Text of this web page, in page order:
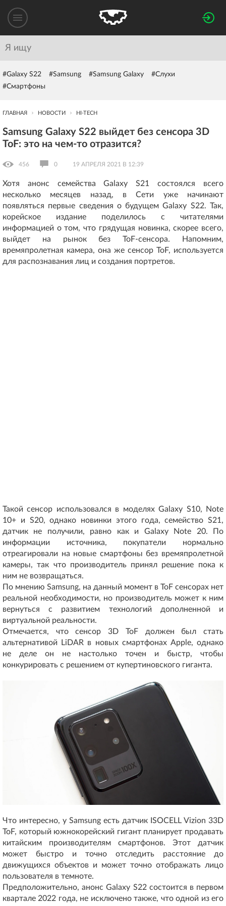
#Galaxy S22 #Samsung #Samsung Galaxy
#Слухи
#Смартфоны
ГЛАВНАЯ НОВОСТИ HI-TECH
Samsung Galaxy S22 выйдет без сенсора 3D
ToF: это на чем-то отразится?
456 0 19 АПРЕЛЯ 2021 В 12:39
Хотя анонс семейства Galaxy S21 состоялся всего
несколько месяцев назад, в Сети уже начинают
появляться первые сведения о будущем Galaxy S22. Так,
корейское издание поделилось с читателями
информацией о том, что грядущая новинка, скорее всего,
выйдет на рынок без ToF-сенсора. Напомним,
времяпролетная камера, она же сенсор ToF, используется
для распознавания лиц и создания портретов.
Такой сенсор использовался в моделях Galaxy S10, Note
10+ и S20, однако новинки этого года, семейство S21,
датчик не получили, равно как и Galaxy Note 20. По
информации источника, покупатели нормально
отреагировали на новые смартфоны без времяпролетной
камеры, так что производитель принял решение пока к
ним не возвращаться.
По мнению Samsung, на данный момент в ToF сенсорах нет
реальной необходимости, но производитель может к ним
вернуться с развитием технологий дополненной и
виртуальной реальности.
Отмечается, что сенсор 3D ToF должен был стать
альтернативой LiDAR в новых смартфонах Apple, однако
не деле он не настолько точен и быстр, чтобы
конкурировать с решением от купертиновского гиганта.
Что интересно, у Samsung есть датчик ISOCELL Vizion 33D
ToF, который южнокорейский гигант планирует продавать
китайским производителям смартфонов. Этот датчик
может быстро и точно отследить расстояние до
движущихся объектов и может точно отображать лицо
пользователя в темноте.
Предположительно, анонс Galaxy S22 состоится в первом
квартале 2022 года, не исключено также, что одной из его